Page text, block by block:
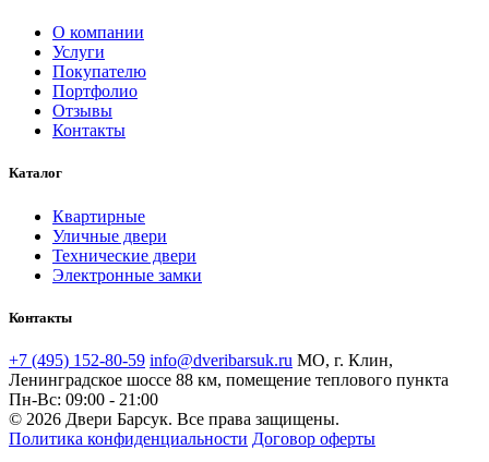
О компании
Услуги
Покупателю
Портфолио
Отзывы
Контакты
Каталог
Квартирные
Уличные двери
Технические двери
Электронные замки
Контакты
+7 (495) 152-80-59 info@dveribarsuk.ru МО, г. Клин,
Ленинградское шоссе 88 км, помещение теплового пункта
Пн-Вс: 09:00 - 21:00
© 2026 Двери Барсук. Все права защищены.
Политика конфиденциальности Договор оферты